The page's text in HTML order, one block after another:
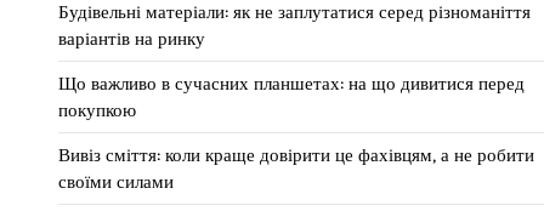
Будівельні матеріали: як не заплутатися серед різноманіття
варіантів на ринку
Що важливо в сучасних планшетах: на що дивитися перед
покупкою
Вивіз сміття: коли краще довірити це фахівцям, а не робити
своїми силами